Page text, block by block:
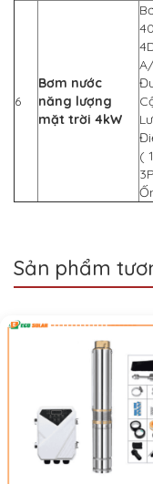
6
Bơm nước
năng lượng
mặt trời 4kW
(
Sản phẩm